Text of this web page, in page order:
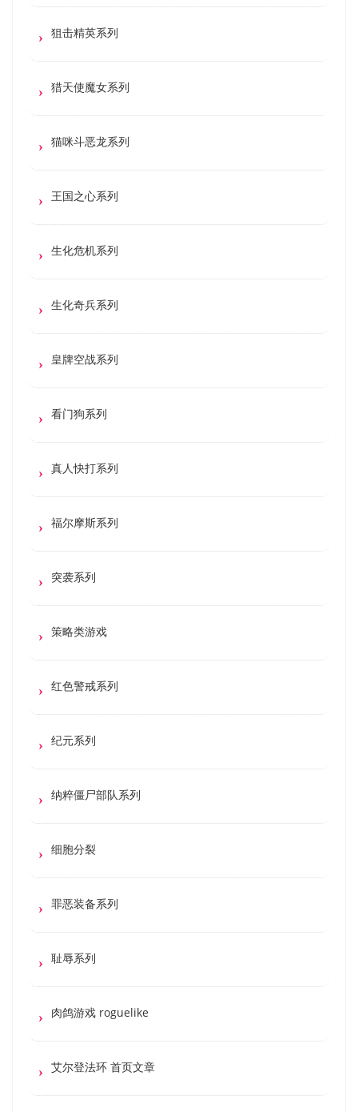
狙击精英系列
猎天使魔女系列
猫咪斗恶龙系列
王国之心系列
生化危机系列
生化奇兵系列
皇牌空战系列
看门狗系列
真人快打系列
福尔摩斯系列
突袭系列
策略类游戏
红色警戒系列
纪元系列
纳粹僵尸部队系列
细胞分裂
罪恶装备系列
耻辱系列
肉鸽游戏 roguelike
艾尔登法环 首页文章